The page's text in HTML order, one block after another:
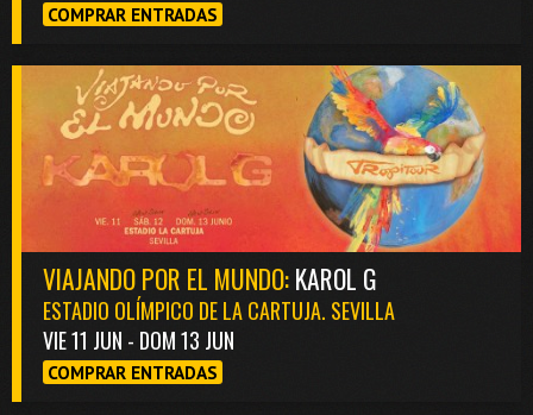
COMPRAR ENTRADAS
VIAJANDO POR EL MUNDO:KAROL G
ESTADIO OLÍMPICO DE LA CARTUJA. SEVILLA
VIE 11 JUN - DOM 13 JUN
COMPRAR ENTRADAS